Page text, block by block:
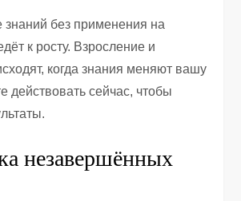
знаний без применения на
к росту. Взросление и
когда знания меняют вашу
действовать сейчас, чтобы
незавершённых